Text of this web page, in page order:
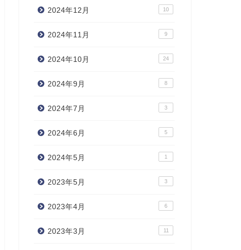
2024年12月 10
2024年11月 9
2024年10月 24
2024年9月 8
2024年7月 3
2024年6月 5
2024年5月 1
2023年5月 3
2023年4月 6
2023年3月 11